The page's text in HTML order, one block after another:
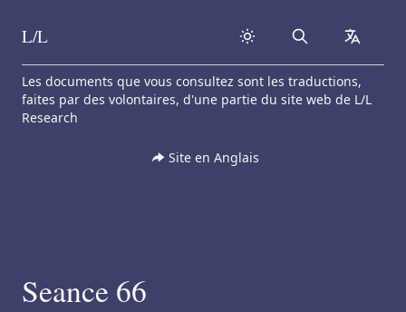
Skip to content
L/L Search
Les documents que vous consultez sont les traductions,
faites par des volontaires, d'une partie du site web de L/L
Research
Site en Anglais
Seance 66